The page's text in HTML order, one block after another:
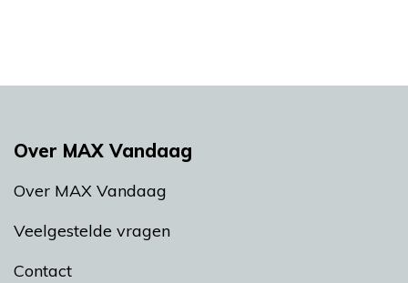
Over MAX Vandaag
Over MAX Vandaag
Veelgestelde vragen
Contact